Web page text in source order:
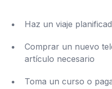
Haz un viaje
Comprar un nuevo
artículo necesario
Toma un curso o